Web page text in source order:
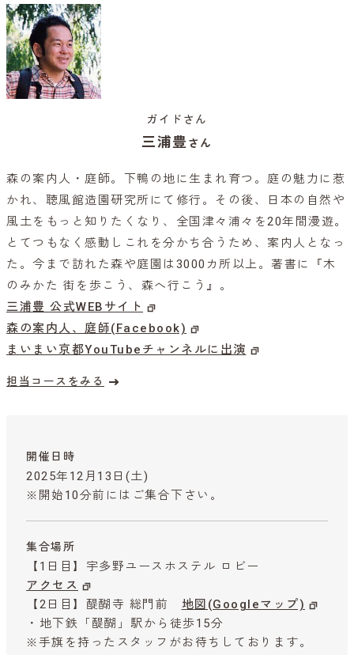
ガイドさん
三浦豊 さん
森の案内人・庭師。下鴨の地に生まれ育つ。庭の魅力に惹
かれ、聴風館造園研究所にて修行。その後、日本の自然や
風土をもっと知りたくなり、全国津々浦々を20年間漫遊。
とてつもなく感動しこれを分かち合うため、案内人となっ
た。今まで訪れた森や庭園は3000カ所以上。著書に『木
のみかた 街を歩こう、森へ行こう』。
三浦豊 公式WEBサイト
森の案内人、庭師(Facebook)
まいまい京都YouTubeチャンネルに出演
担当コースをみる
開催日時
2025年12月13日(土)
※開始10分前にはご集合下さい。
集合場所
【1日目】宇多野ユースホステル ロビー
アクセス
【2日目】醍醐寺 総門前 地図(Googleマップ)
・地下鉄「醍醐」駅から徒歩15分
※手旗を持ったスタッフがお待ちしております。